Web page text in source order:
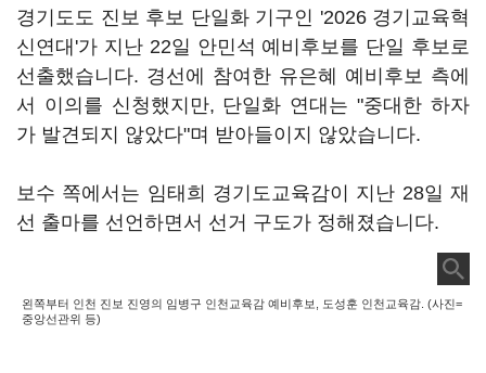
경기도도 진보 후보 단일화 기구인 '2026 경기교육혁
신연대'가 지난 22일 안민석 예비후보를 단일 후보로
선출했습니다. 경선에 참여한 유은혜 예비후보 측에
서 이의를 신청했지만, 단일화 연대는 "중대한 하자
가 발견되지 않았다"며 받아들이지 않았습니다.
보수 쪽에서는 임태희 경기도교육감이 지난 28일 재
선 출마를 선언하면서 선거 구도가 정해졌습니다.
왼쪽부터 인천 진보 진영의 임병구 인천교육감 예비후보, 도성훈 인천교육감. (사진=
중앙선관위 등)